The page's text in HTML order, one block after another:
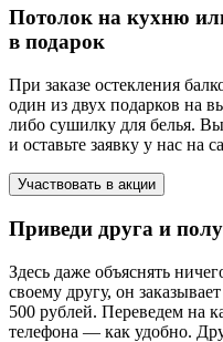
Потолок на кухню
в подарок
При заказе остекления
один из двух подарков на
либо сушилку для белья.
и оставьте заявку у нас на
Участвовать в акции
Приведи друга и
Здесь даже объяснять
своему другу, он
500 рублей. Переведем на
телефона — как удобно.